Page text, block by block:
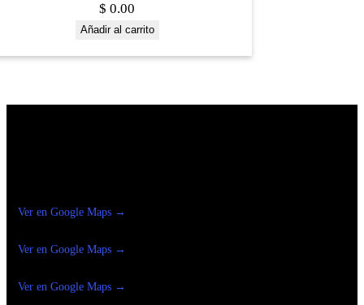
$ 0.00
Añadir al carrito
Ver en Google Maps →
Ver en Google Maps →
Ver en Google Maps →